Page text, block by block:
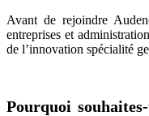
Avant de rejoindre
entreprises et
de l’innovation spécialité
Pourquoi